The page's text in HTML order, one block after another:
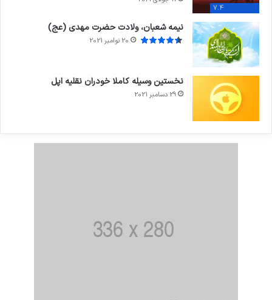
7.4
نیمه شعبان، ولادت حضرت مهدی (عج)
20 نوامبر 2021
نخستین وسیله کاملا خودران نقلیه اپل
29 دسامبر 2021